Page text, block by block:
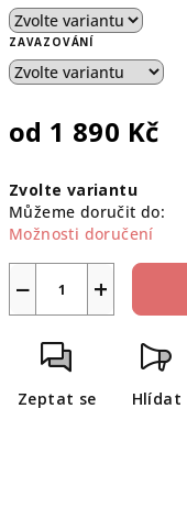
ZAVAZOVÁNÍ
od 1 890 Kč
cena:
Zvolte variantu
Můžeme doručit do:
Možnosti doručení
+
−
Zeptat se Hlídat